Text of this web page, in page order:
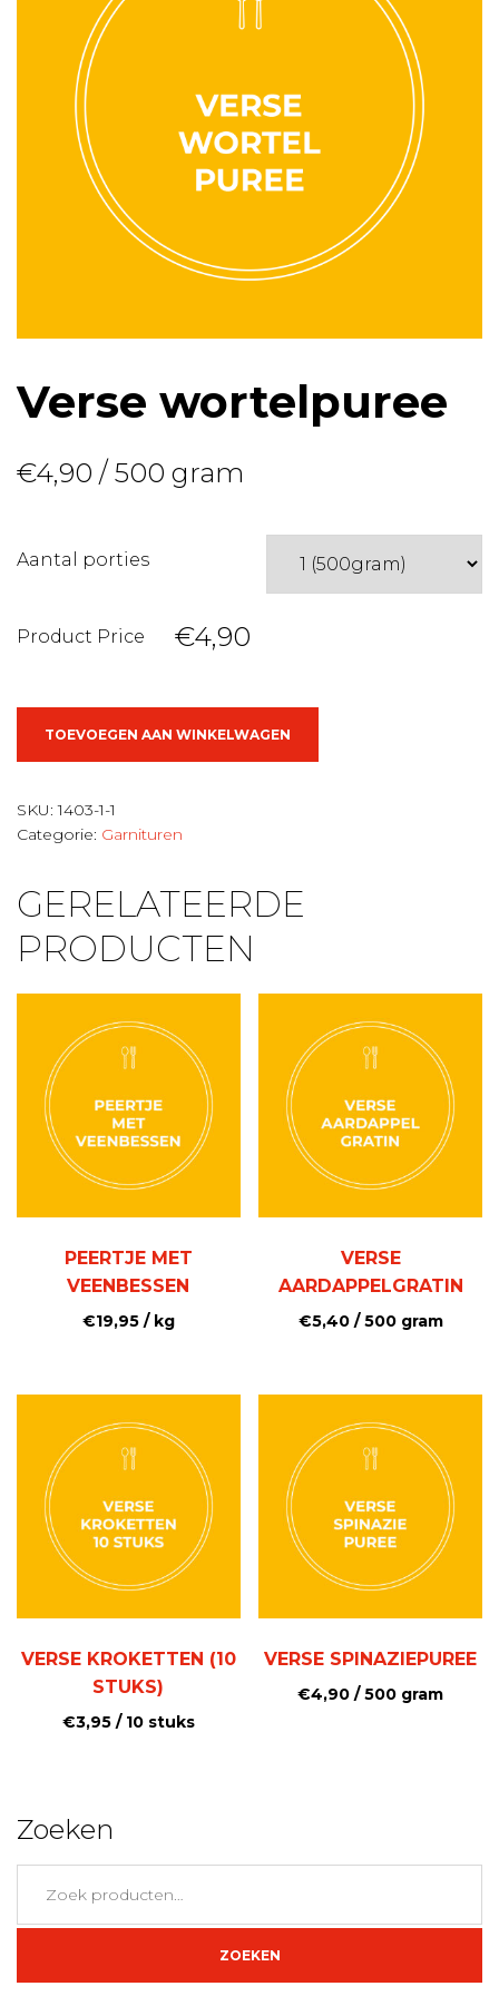
Verse wortelpuree
€4,90 / 500 gram
Aantal porties
Product Price €4,90
TOEVOEGEN AAN WINKELWAGEN
SKU:1403-1-1
Categorie: Garnituren
GERELATEERDE
PRODUCTEN
PEERTJE MET
VEENBESSEN
€19,95/ kg
VERSE
AARDAPPELGRATIN
€5,40/ 500 gram
VERSE KROKETTEN (10
STUKS)
€3,95/ 10 stuks
VERSE SPINAZIEPUREE
€4,90 / 500 gram
Zoeken
naar:
ZOEKEN